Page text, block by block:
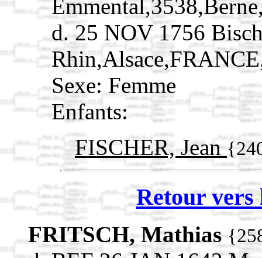
d. 25 NOV 1756
Sexe: Femme
Enfants:
FISCHER, Jean
Retour vers
FRITSCH, Mathias